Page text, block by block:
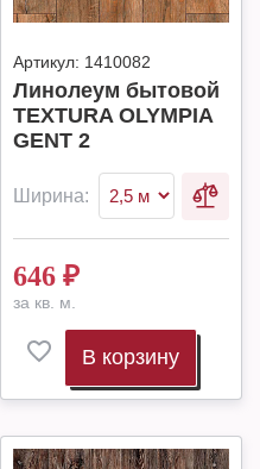
Артикул: 1410082
Линолеум бытовой
TEXTURA OLYMPIA
GENT 2
Ширина:
646 ₽
за кв. м.
В корзину